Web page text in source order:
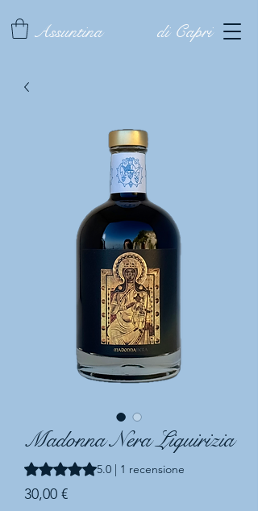
Assuntina di Capri
Madonna Nera Liquirizia
Sulla base di 1 recensione, la
5.0 | 1 recensione
30,00 €Prezzo